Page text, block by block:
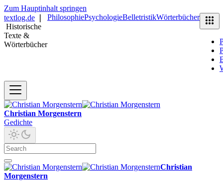
Zum Hauptinhalt springen
textlog.de
Historische
Texte &
Wörterbücher
PhilosophiePsychologieBelletristikWörterbücher
Christian Morgenstern
Gedichte
Christian
Morgenstern